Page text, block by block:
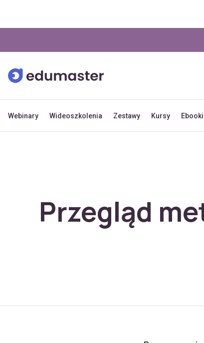
Webinary Wideoszkolenia Zestawy Kursy Ebooki
Przegląd